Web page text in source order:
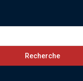
Recherche